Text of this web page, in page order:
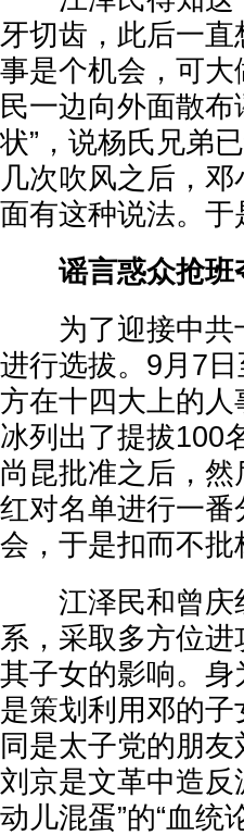
牙切齿，此后一
事是个机会，可
民一边向外面散
状”，说杨氏兄弟
几次吹风之后，
面有这种说法。
谣言惑众抢班
为了迎接中共
进行选拔。9月7
方在十四大上的
冰列出了提拔100
尚昆批准之后，
红对名单进行一
会，于是扣而不
江泽民和曾庆
系，采取多方位
其子女的影响。
是策划利用邓的
同是太子党的朋
刘京是文革中造反
动儿混蛋”的“血统